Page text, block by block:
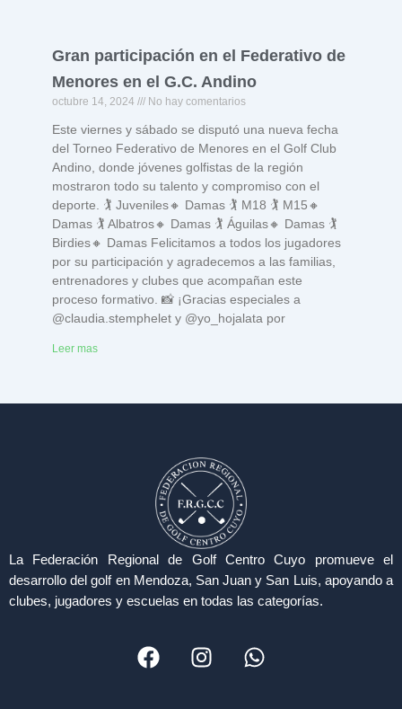
Gran participación en el Federativo de
Menores en el G.C. Andino
octubre 14, 2024 No hay comentarios
Este viernes y sábado se disputó una nueva fecha
del Torneo Federativo de Menores en el Golf Club
Andino, donde jóvenes golfistas de la región
mostraron todo su talento y compromiso con el
deporte. 🏌️ Juveniles🔸 Damas 🏌️ M18 🏌️ M15🔸
Damas 🏌️ Albatros🔸 Damas 🏌️ Águilas🔸 Damas 🏌️
Birdies🔸 Damas Felicitamos a todos los jugadores
por su participación y agradecemos a las familias,
entrenadores y clubes que acompañan este
proceso formativo. 📸 ¡Gracias especiales a
@claudia.stemphelet y @yo_hojalata por
Leer mas
La Federación Regional de Golf Centro Cuyo promueve el
desarrollo del golf en Mendoza, San Juan y San Luis, apoyando a
clubes, jugadores y escuelas en todas las categorías.
F
a
I
n
W
h